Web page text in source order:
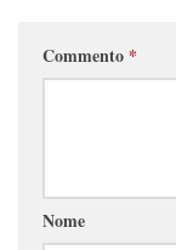
Commento *
Nome